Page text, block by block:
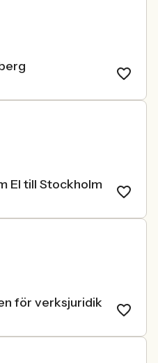
El till Stockholm
för verksjuridik